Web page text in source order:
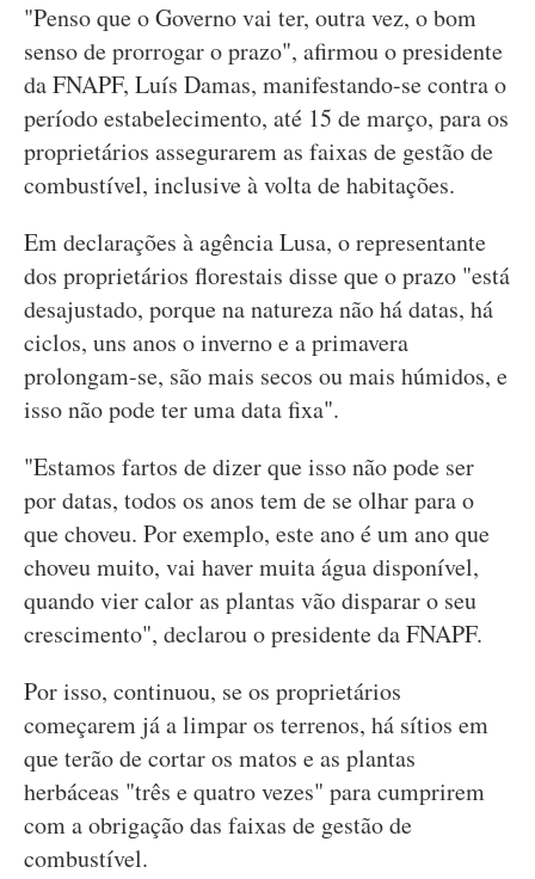
"Penso que o Governo vai ter, outra vez, o bom
senso de prorrogar o prazo", afirmou o presidente
da FNAPF, Luís Damas, manifestando-se contra o
período estabelecimento, até 15 de março, para os
proprietários assegurarem as faixas de gestão de
combustível, inclusive à volta de habitações.
Em declarações à agência Lusa, o representante
dos proprietários florestais disse que o prazo "está
desajustado, porque na natureza não há datas, há
ciclos, uns anos o inverno e a primavera
prolongam-se, são mais secos ou mais húmidos, e
isso não pode ter uma data fixa".
"Estamos fartos de dizer que isso não pode ser
por datas, todos os anos tem de se olhar para o
que choveu. Por exemplo, este ano é um ano que
choveu muito, vai haver muita água disponível,
quando vier calor as plantas vão disparar o seu
crescimento", declarou o presidente da FNAPF.
Por isso, continuou, se os proprietários
começarem já a limpar os terrenos, há sítios em
que terão de cortar os matos e as plantas
herbáceas "três e quatro vezes" para cumprirem
com a obrigação das faixas de gestão de
combustível.